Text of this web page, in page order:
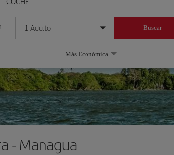
en formato día/mes/año
1 Adulto Buscar
Más Económica
- Managua